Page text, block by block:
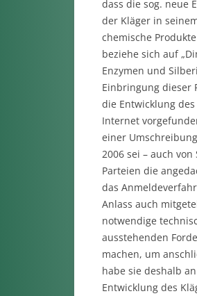
dass die sog. neue
der Kläger in
chemische
beziehe sich auf
Enzymen und
Einbringung dieser
die Entwicklung
Internet
einer
2006 sei – auch
Parteien die
das
Anlass auch
notwendige
ausstehenden
machen, um
habe sie deshalb
Entwicklung des